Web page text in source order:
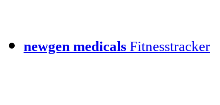
newgen medicals Fitnesstracker